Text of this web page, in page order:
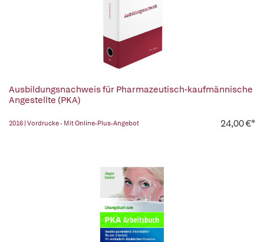
Ausbildungsnachweis für Pharmazeutisch-kaufmännische
Angestellte (PKA)
2016 | Vordrucke - Mit Online-Plus-Angebot 24,00 €*